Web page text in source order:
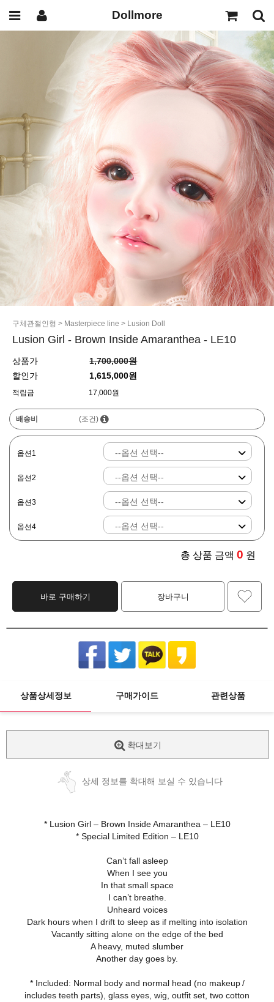
Dollmore
구체관절인형 > Masterpiece line > Lusion Doll
Lusion Girl - Brown Inside Amaranthea - LE10
상품가
1,700,000원
할인가
1,615,000원
적립금 17,000원
배송비 (조건)
옵션1
옵션2
옵션3
옵션4
총 상품 금액 0 원
바로 구매하기 장바구니
상품상세정보 구매가이드 관련상품
확대보기
상세 정보를 확대해 보실 수 있습니다
* Lusion Girl – Brown Inside Amaranthea – LE10
* Special Limited Edition – LE10
Can’t fall asleep
When I see you
In that small space
I can’t breathe.
Unheard voices
Dark hours when I drift to sleep as if melting into isolation
Vacantly sitting alone on the edge of the bed
A heavy, muted slumber
Another day goes by.
* Included: Normal body and normal head (no makeup /
includes teeth parts), glass eyes, wig, outfit set, two cotton